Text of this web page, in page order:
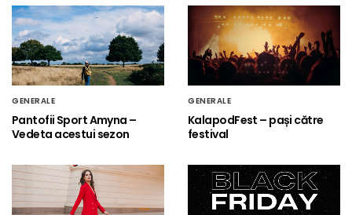
GENERALE
Pantofii Sport Amyna –
Vedeta acestui sezon
GENERALE
KalapodFest – pași către
festival